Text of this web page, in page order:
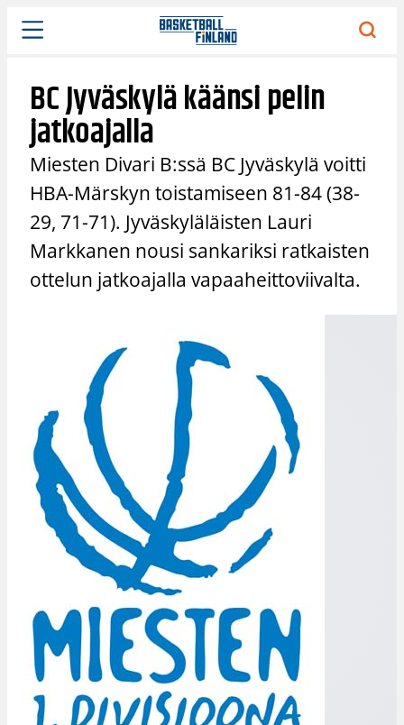
Siirry
sisältöön
BC Jyväskylä käänsi pelin
jatkoajalla
Miesten Divari B:ssä BC Jyväskylä voitti
HBA-Märskyn toistamiseen 81-84 (38-
29, 71-71). Jyväskyläläisten Lauri
Markkanen nousi sankariksi ratkaisten
ottelun jatkoajalla vapaaheittoviivalta.